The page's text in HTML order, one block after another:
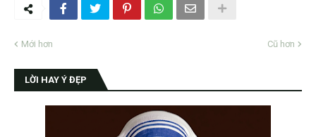
Mới hơn Cũ hơn
LỜI HAY Ý ĐẸP